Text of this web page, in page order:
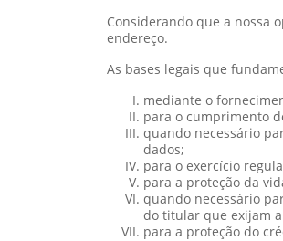
Considerando que a nossa
endereço.
As bases legais que
mediante o
para o cumprimento
quando necessário
dados;
para o exercício
para a proteção da
quando necessário
do titular que exijam
para a proteção do